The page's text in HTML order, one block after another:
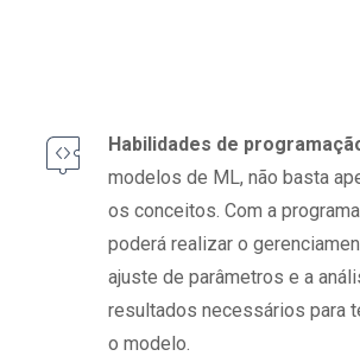
Habilidades de
modelos de ML, não basta
os conceitos. Com a
poderá realizar o
ajuste de parâmetros e a
resultados necessários para
o modelo.